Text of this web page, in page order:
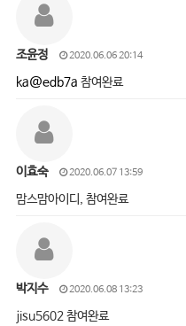
조윤정 2020.06.06 20:14
ka@edb7a 참여완료
이효숙 2020.06.07 13:59
맘스맘아이디, 참여완료
박지수 2020.06.08 13:23
jisu5602 참여완료